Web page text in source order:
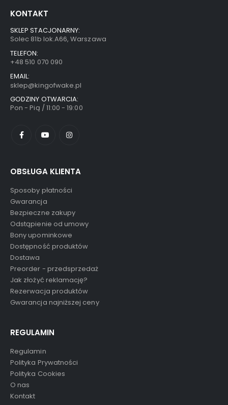
KONTAKT
SKLEP STACJONARNY:
Solec 81b lok.A66, Warszawa
TELEFON:
+48 510 070 090
EMAIL:
sklep@kingofwake.pl
GODZINY OTWARCIA:
Pon - Pią / 11:00 - 19:00
OBSŁUGA KLIENTA
Sposoby płatności
Gwarancja
Bezpieczne zakupy
Odstąpienie od umowy
Bony upominkowe
Dostępność produktów
Dostawa
Preorder - przedsprzedaż
Jak złożyć reklamację?
Rezerwacja produktów
Gwarancja najniższej ceny
REGULAMIN
Regulamin
Polityka Prywatności
Polityka Cookies
O nas
Kontakt